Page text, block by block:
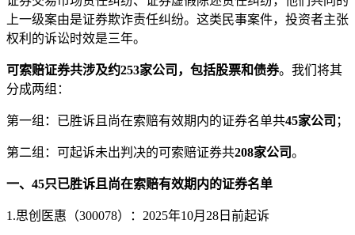
上一级案由是证券欺诈责任纠纷。这类民事案件，投资者主张
权利的诉讼时效是三年。
可索赔证券共涉及约253家公司，包括股票和债券。我们将其
分成两组：
第一组：已胜诉且尚在索赔有效期内的证券名单共45家公司 ；
第二组：可起诉未出判决的可索赔证券共208家公司。
一、45只已胜诉且尚在索赔有效期内的证券名单
1.思创医惠（300078）：2025年10月28日前起诉